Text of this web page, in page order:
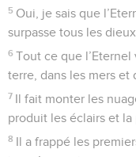
5 Oui, je sais que
surpasse tous les dieux.
6 Tout ce que
terre, dans les mers et
7 Il fait monter les
produit les éclairs et la
8 Il a frappé les